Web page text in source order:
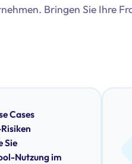
Bringen Sie Ihre
Cases
Sie
Nutzung im